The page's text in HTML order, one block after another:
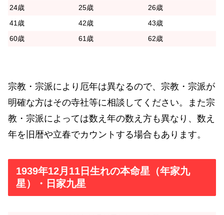
24歳
25歳
26歳
41歳
42歳
43歳
60歳
61歳 62歳
宗教・宗派により厄年は異なるので、宗教・宗派が
明確な方はその寺社等に相談してください。また宗
教・宗派によっては数え年の数え方も異なり、数え
年を旧暦や立春でカウントする場合もあります。
1939年12月11日生れの本命星（年家九
星）・日家九星